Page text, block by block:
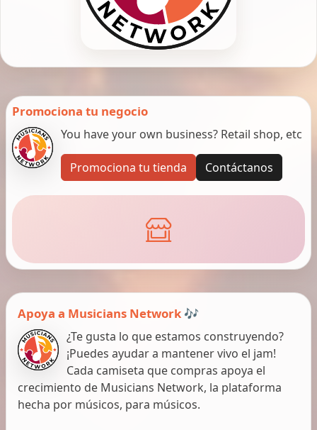
Promociona tu negocio
You have your own business? Retail shop, etc
Promociona tu tienda Contáctanos
Apoya a Musicians Network 🎶
¿Te gusta lo que estamos construyendo?
¡Puedes ayudar a mantener vivo el jam!
Cada camiseta que compras apoya el
crecimiento de Musicians Network, la plataforma
hecha por músicos, para músicos.